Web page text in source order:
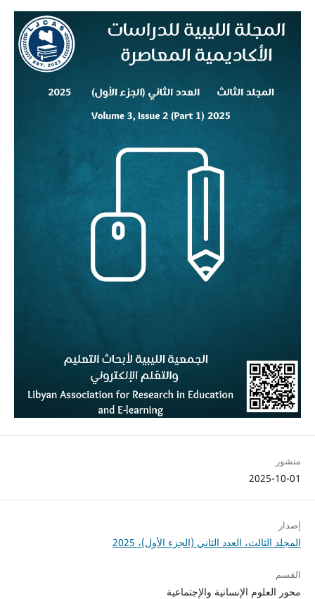
منشور
2025-10-01
إصدار
المجلد الثالث، العدد الثاني (الجزء الأول)، 2025
القسم
محور العلوم الإنسانية والإجتماعية